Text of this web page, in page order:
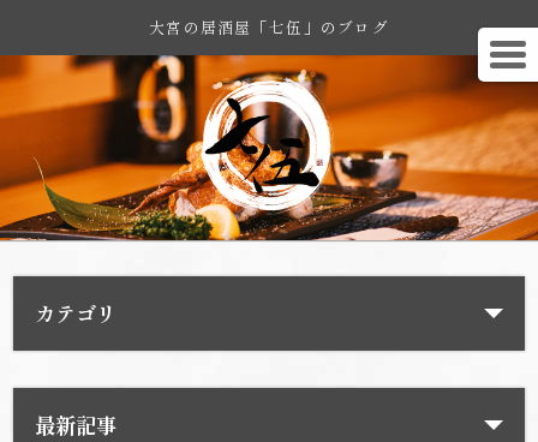
大宮の居酒屋「七伍」のブログ
カテゴリ
最新記事